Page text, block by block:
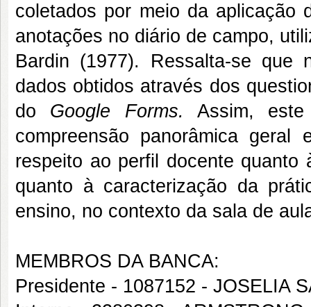
coletados por meio da aplicação
anotações no diário de campo,
Bardin (1977). Ressalta-se que
dados obtidos através dos
do Google Forms.
Assim, este
compreensão panorâmica
respeito ao perfil docente quanto
quanto à caracterização da
ensino, no contexto da sala de
MEMBROS DA BANCA:
Presidente - 1087152 - JOSELIA